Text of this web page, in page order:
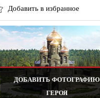
Добавить в избранное
ДОБАВИТЬ ФОТОГРАФИЮ
ГЕРОЯ